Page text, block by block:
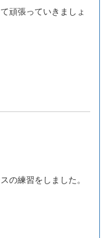
頑張っていきましょ
の練習をしました。